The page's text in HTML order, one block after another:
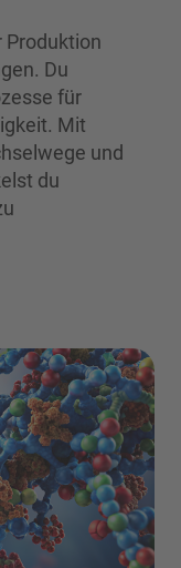
Produktion
Du
für
Mit
und
du